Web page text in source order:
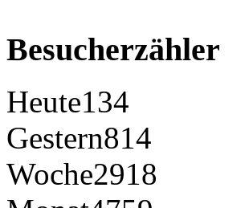
Besucherzähler
Heute134
Gestern814
Woche2918